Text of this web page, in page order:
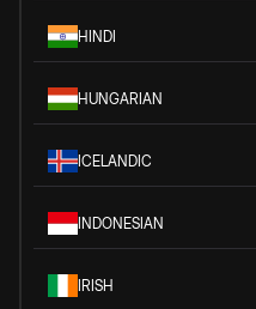
HINDI
HUNGARIAN
ICELANDIC
INDONESIAN
IRISH